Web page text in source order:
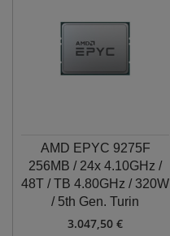
AMD EPYC 9275F
256MB / 24x 4.10GHz /
48T / TB 4.80GHz / 320W
/ 5th Gen. Turin
3.047,50 €